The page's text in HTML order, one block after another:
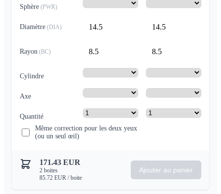
Sphère (PWR)
Diamètre (DIA) 14.5 14.5
Rayon (BC) 8.5 8.5
Cylindre
Axe
Quantité
Même correction pour les deux yeux
(ou un seul œil)
171.43 EUR
2 boites
85.72 EUR / boite
Ajouter au panier